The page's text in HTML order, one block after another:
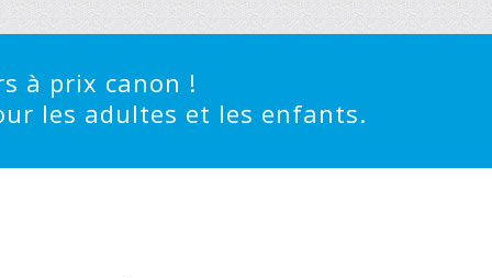
à prix canon !
les adultes et les enfants.